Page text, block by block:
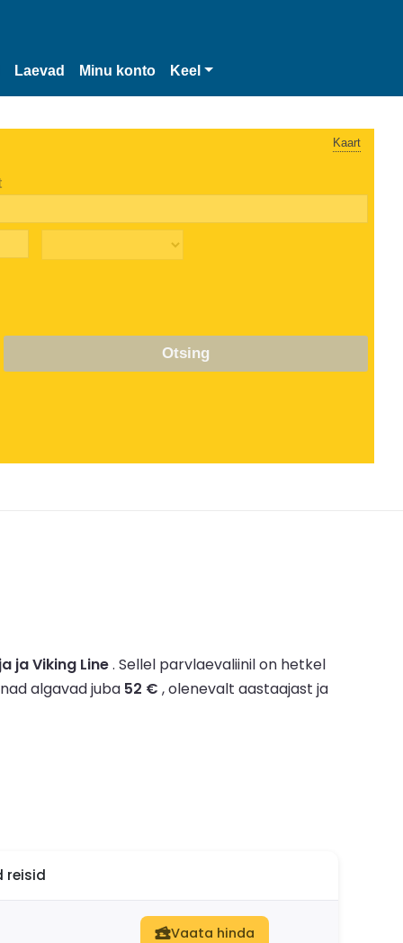
Laevad Minu konto Keel
Kaart
Otsing
ja Viking Line. Sellel parvlaevaliinil on hetkel
algavad juba 52 € , olenevalt aastaajast ja
reisid
Vaata hinda